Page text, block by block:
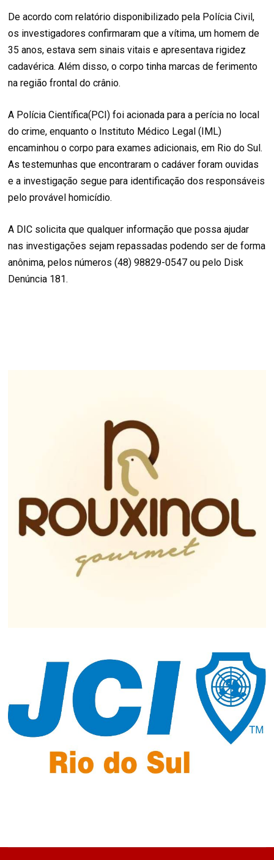
De acordo com relatório disponibilizado pela Polícia Civil,
os investigadores confirmaram que a vítima, um homem de
35 anos, estava sem sinais vitais e apresentava rigidez
cadavérica. Além disso, o corpo tinha marcas de ferimento
na região frontal do crânio.
A Polícia Científica(PCI) foi acionada para a perícia no local
do crime, enquanto o Instituto Médico Legal (IML)
encaminhou o corpo para exames adicionais, em Rio do Sul.
As testemunhas que encontraram o cadáver foram ouvidas
e a investigação segue para identificação dos responsáveis
pelo provável homicídio.
A DIC solicita que qualquer informação que possa ajudar
nas investigações sejam repassadas podendo ser de forma
anônima, pelos números (48) 98829-0547 ou pelo Disk
Denúncia 181.